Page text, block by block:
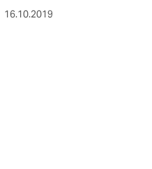
16.10.2019